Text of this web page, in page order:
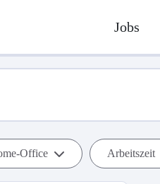
Jobs
Office Arbeitszeit